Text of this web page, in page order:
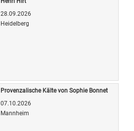
28.09.2026
Heidelberg
Provenzalische Kälte von Sophie Bonnet
07.10.2026
Mannheim